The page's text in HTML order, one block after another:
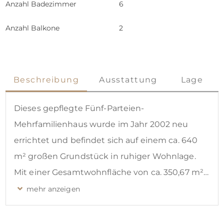
Anzahl Badezimmer 6
Anzahl Balkone 2
Beschreibung Ausstattung Lage
Dieses gepflegte Fünf-Parteien-
Mehrfamilienhaus wurde im Jahr 2002 neu
errichtet und befindet sich auf einem ca. 640
m² großen Grundstück in ruhiger Wohnlage.
Mit einer Gesamtwohnfläche von ca. 350,67 m²
präsentiert sich die Immobilie in einem sehr
gepflegten Zustand und stellt aufgrund der